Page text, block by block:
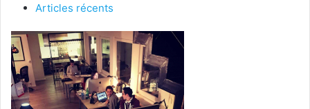
Articles récents